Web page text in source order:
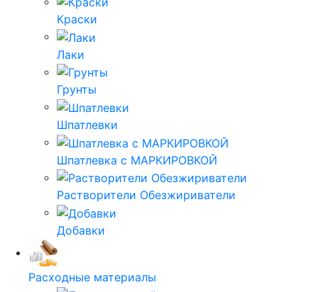
Краски
Лаки
Грунты
Шпатлевки
Шпатлевка с МАРКИРОВКОЙ
Растворители Обезжириватели
Добавки
Расходные материалы